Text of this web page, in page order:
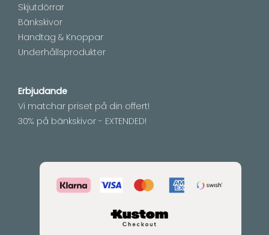
Skjutdörrar
Bänkskivor
Handtag & Knoppar
Underhållsprodukter
Erbjudande
Vi matchar priset på din offert!
30% på bänkskivor - EXTENDED!